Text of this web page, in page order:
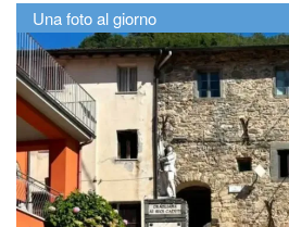
Una foto al giorno